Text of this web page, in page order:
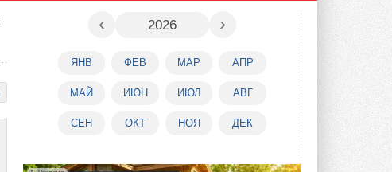
EN
‹ 2026 ›
ЯНВ ФЕВ МАР АПР
МАЙ ИЮН ИЮЛ АВГ
СЕН ОКТ НОЯ ДЕК